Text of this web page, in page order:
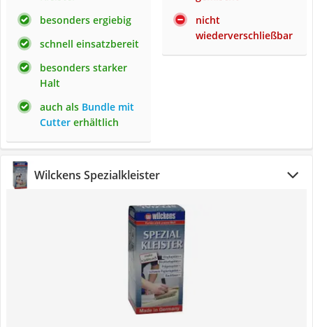
besonders ergiebig
schnell einsatzbereit
besonders starker
Halt
auch als Bundle mit
Cutter erhältlich
nicht
wiederverschließbar
Wilckens Spezialkleister